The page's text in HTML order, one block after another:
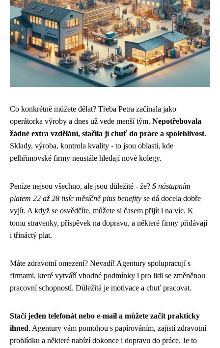
Co konkrétně můžete dělat? Třeba Petra začínala jako
operátorka výroby a dnes už vede menší tým. Nepotřebovala
žádné extra vzdělání, stačila jí chuť do práce a spolehlivost.
Sklady, výroba, kontrola kvality - to jsou oblasti, kde
pelhřimovské firmy neustále hledají nové kolegy.
Peníze nejsou všechno, ale jsou důležité - že? S nástupním
platem 22 až 28 tisíc měsíčně plus benefity se dá docela dobře
vyjít. A když se osvědčíte, můžete si časem přijít i na víc. K
tomu stravenky, příspěvek na dopravu, a některé firmy přidávají
i třináctý plat.
Máte zdravotní omezení? Nevadí! Agentury spolupracují s
firmami, které vytváří vhodné podmínky i pro lidi se změněnou
pracovní schopností. Důležitá je motivace a chuť pracovat.
Stačí jeden telefonát nebo e-mail a můžete začít prakticky
ihned. Agentury vám pomohou s papírováním, zajistí zdravotní
prohlídku a některé nabízí dokonce i dopravu do práce. Je to